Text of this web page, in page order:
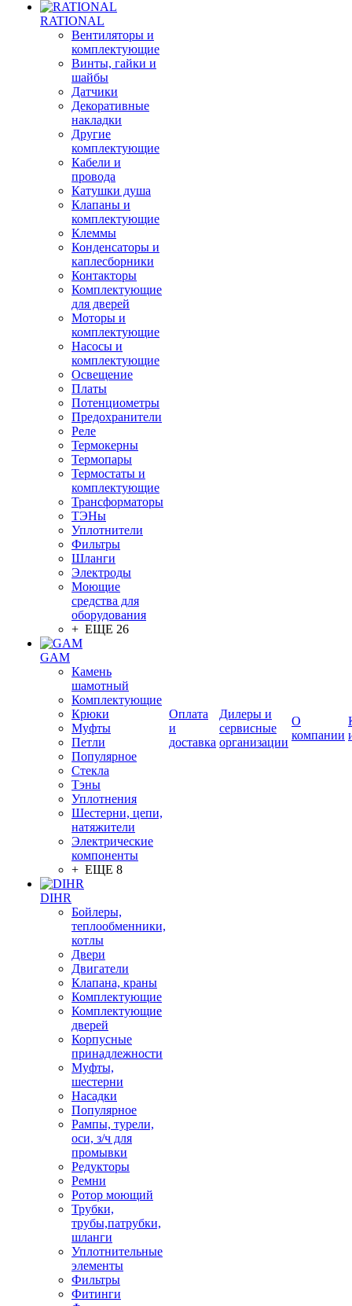
RATIONAL
Вентиляторы и
комплектующие
Винты, гайки и
шайбы
Датчики
Декоративные
накладки
Другие
комплектующие
Кабели и
провода
Катушки душа
Клапаны и
комплектующие
Клеммы
Конденсаторы и
каплесборники
Контакторы
Комплектующие
для дверей
Моторы и
комплектующие
Насосы и
комплектующие
Освещение
Платы
Потенциометры
Предохранители
Реле
Термокерны
Термопары
Термостаты и
комплектующие
Трансформаторы
ТЭНы
Уплотнители
Фильтры
Шланги
Электроды
Моющие
средства для
оборудования
+ ЕЩЕ 26
GAM
Камень
шамотный
Комплектующие
Крюки
Муфты
Петли
Популярное
Стекла
Тэны
Уплотнения
Шестерни, цепи,
натяжители
Электрические
компоненты
+ ЕЩЕ 8
DIHR
Бойлеры,
теплообменники,
котлы
Двери
Двигатели
Клапана, краны
Комплектующие
Комплектующие
дверей
Корпусные
принадлежности
Муфты,
шестерни
Насадки
Популярное
Рампы, турели,
оси, з/ч для
промывки
Редукторы
Ремни
Ротор моющий
Трубки,
трубы,патрубки,
шланги
Уплотнительные
элементы
Фильтры
Фитинги
Оплата
и
доставка
Дилеры и
сервисные
организации
О
компании